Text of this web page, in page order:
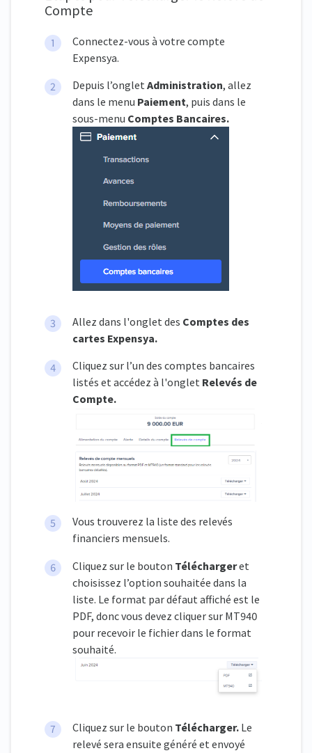
Compte
Connectez-vous à votre compte
Expensya.
Depuis l’onglet Administration, allez
dans le menu Paiement, puis dans le
sous-menu Comptes Bancaires.
Allez dans l'onglet des Comptes des
cartes Expensya.
Cliquez sur l’un des comptes bancaires
listés et accédez à l'onglet Relevés de
Compte.
Vous trouverez la liste des relevés
financiers mensuels.
Cliquez sur le bouton Téléchargeret
choisissez l’option souhaitée dans la
liste. Le format par défaut affiché est le
PDF, donc vous devez cliquer sur MT940
pour recevoir le fichier dans le format
souhaité.
Cliquez sur le bouton Télécharger. Le
relevé sera ensuite généré et envoyé